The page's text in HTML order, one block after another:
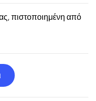
πιστοποιημένη από